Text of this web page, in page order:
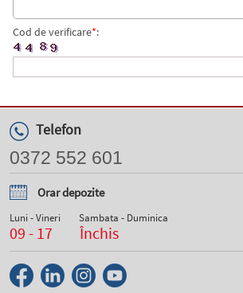
Cod de verificare*:
Telefon
0372 552 601
Orar depozite
Luni - Vineri
09 - 17
Sambata - Duminica
Închis